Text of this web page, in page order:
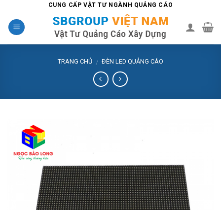
content
CUNG CẤP VẬT TƯ NGÀNH QUẢNG CÁO
TRANG CHỦ / ĐÈN LED QUẢNG CÁO